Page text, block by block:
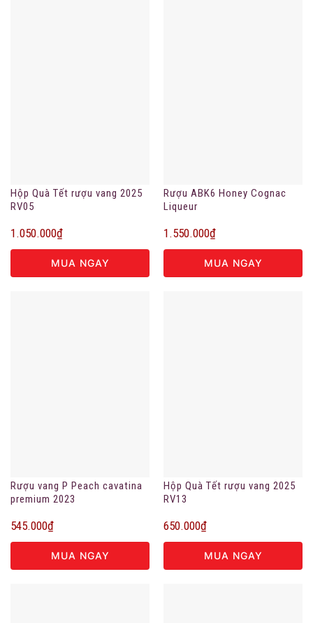
Hộp Quà Tết rượu vang 2025
RV05
1.050.000₫
MUA NGAY
Rượu ABK6 Honey Cognac
Liqueur
1.550.000₫
MUA NGAY
Rượu vang P Peach cavatina
premium 2023
545.000₫
MUA NGAY
Hộp Quà Tết rượu vang 2025
RV13
650.000₫
MUA NGAY